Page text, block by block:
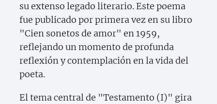
su extenso legado literario. Este poema
fue publicado por primera vez en su libro
"Cien sonetos de amor" en 1959,
reflejando un momento de profunda
reflexión y contemplación en la vida del
poeta.
El tema central de "Testamento (I)" gira